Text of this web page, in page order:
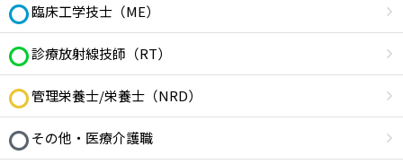
臨床工学技士（ME）
診療放射線技師（RT）
管理栄養士/栄養士（NRD）
その他・医療介護職